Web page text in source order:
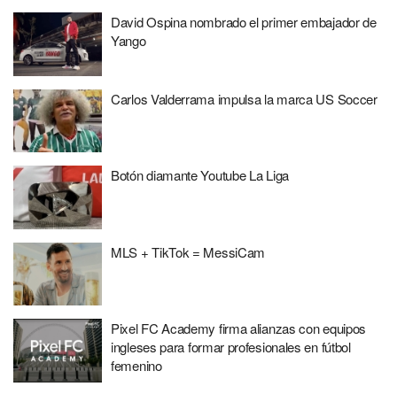
David Ospina nombrado el primer embajador de
Yango
Carlos Valderrama impulsa la marca US Soccer
Botón diamante Youtube La Liga
MLS + TikTok = MessiCam
Pixel FC Academy firma alianzas con equipos
ingleses para formar profesionales en fútbol
femenino